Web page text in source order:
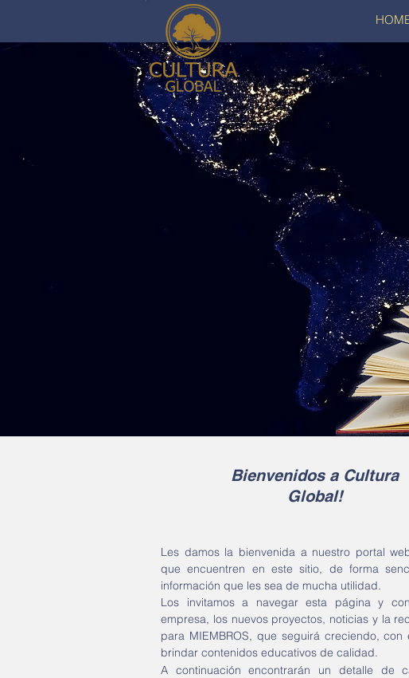
Bienvenidos a Cultura
Global!
Les damos la bienvenida a nuestro portal
que encuentren en este sitio, de forma
información que les sea de mucha utilidad.
Los invitamos a navegar esta página y
empresa, los nuevos proyectos, noticias y la
para MIEMBROS, que seguirá creciendo, con
brindar contenidos educativos de calidad.
A continuación encontrarán un detalle de